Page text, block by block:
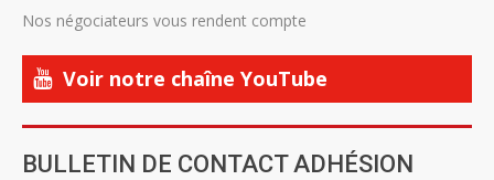
Nos négociateurs vous rendent compte
Voir notre chaîne YouTube
BULLETIN DE CONTACT ADHÉSION